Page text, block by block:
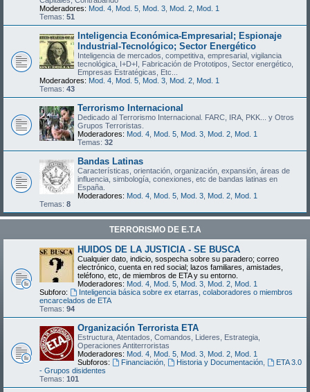
Moderadores: Mod. 4 Mod. 5 Mod. 3 Mod. 2 Mod. 1
Temas: 51
Inteligencia Económica-Empresarial; Espionaje
Industrial-Tecnológico; Sector Energético
Inteligencia de mercados, competitiva, empresarial, vigilancia
tecnológica, I+D+I, Fabricación de Prototipos, Sector energético,
Empresas Estratégicas, Etc...
Moderadores: Mod. 4 Mod. 5 Mod. 3 Mod. 2 Mod. 1
Temas: 43
Terrorismo Internacional
Dedicado al Terrorismo Internacional. FARC, IRA, PKK... y Otros
Grupos Terroristas.
Moderadores: Mod. 4 Mod. 5 Mod. 3 Mod. 2 Mod. 1
Temas: 32
Bandas Latinas
Características, orientación, organización, expansión, áreas de
influencia, simbología, conexiones, etc de bandas latinas en
España.
Moderadores: Mod. 4 Mod. 5 Mod. 3 Mod. 2 Mod. 1
Temas: 8
TERRORISMO DE E.T.A
HUIDOS DE LA JUSTICIA - SE BUSCA
Cualquier dato, indicio, sospecha sobre su paradero; correo
electrónico, cuenta en red social; lazos familiares, amistades,
teléfono, etc, de miembros de ETA y su entorno.
Moderadores: Mod. 4 Mod. 5 Mod. 3 Mod. 2 Mod. 1
Subforo:
Inteligencia básica sobre ex etarras, colaboradores o miembros
encarcelados de ETA
Temas: 94
Organización Terrorista ETA
Estructura, Atentados, Comandos, Lideres, Estrategia,
Operaciones Antiterroristas
Moderadores: Mod. 4 Mod. 5 Mod. 3 Mod. 2 Mod. 1
Subforos:
Financiación, Historia y Documentación,
ETA 3.0
- Grupos disidentes
Temas: 101